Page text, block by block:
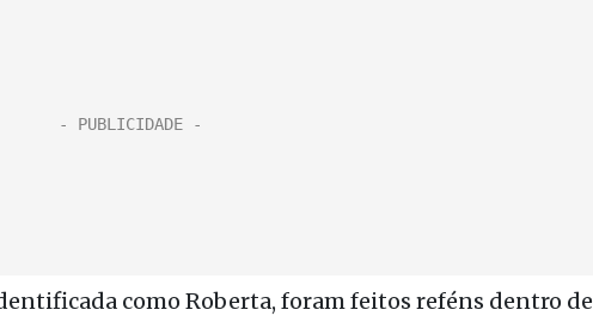
como Roberta, foram feitos reféns dentro de